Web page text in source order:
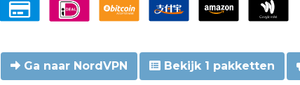
Ga naar NordVPN Bekijk 1 pakketten